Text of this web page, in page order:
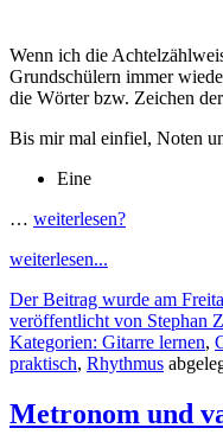
Wenn ich die
Grundschülern immer
die Wörter bzw. Zeichen
Bis mir mal einfiel, Noten
Eine
… weiterlesen?
weiterlesen...
Der Beitrag wurde am
veröffentlicht von Stephan
Kategorien: Gitarre lernen,
praktisch, Rhythmus
Metronom und